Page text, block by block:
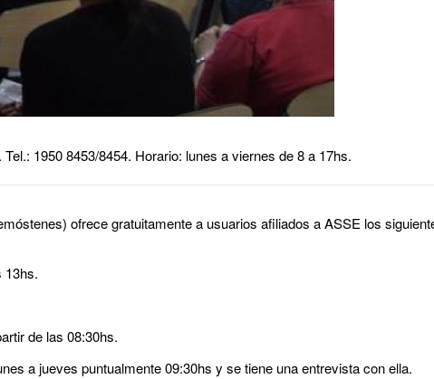
1950 8453/8454. Horario: lunes a viernes de 8 a 17hs.
ofrece gratuitamente a usuarios afiliados a ASSE los
13hs.
de las 08:30hs.
a jueves puntualmente 09:30hs y se tiene una entrevista con ella.